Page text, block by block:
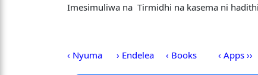
Imesimuliwa na Tirmidhi na kasema ni
‹ Nyuma › Endelea ‹ Books ‹ Apps ››